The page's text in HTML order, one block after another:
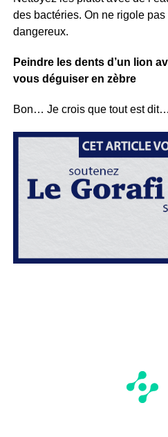
des bactéries. On ne rigole pas
dangereux.
Peindre les dents d’un lion
vous déguiser en zèbre
Bon… Je crois que tout est dit…